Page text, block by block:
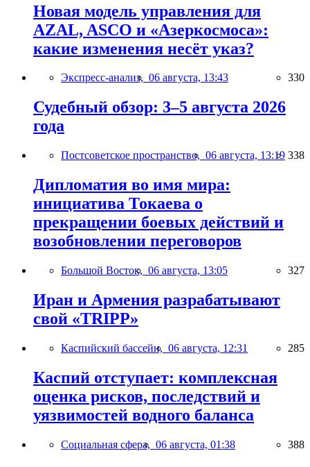
Новая модель управления для
AZAL, ASCO и «Азеркосмоса»:
какие изменения несёт указ?
Экспресс-анализ, 06 августа, 13:43 330
Судебный обзор: 3–5 августа 2026
года
Постсоветское пространство, 06 августа, 13:19 338
Дипломатия во имя мира:
инициатива Токаева о
прекращении боевых действий и
возобновлении переговоров
Большой Восток, 06 августа, 13:05 327
Иран и Армения разрабатывают
свой «TRIPP»
Каспийский бассейн, 06 августа, 12:31 285
Каспий отступает: комплексная
оценка рисков, последствий и
уязвимостей водного баланса
Социальная сфера, 06 августа, 01:38 388